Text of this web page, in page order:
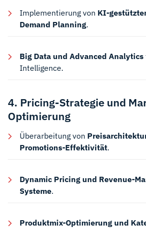
Implementierung von KI-
Demand Planning.
Big Data und Advanced Analytics
Intelligence.
4. Pricing-Strategie und
Optimierung
Überarbeitung von
Promotions-Effektivität.
Dynamic Pricing und Revenue-
Systeme.
Produktmix-Optimierung und